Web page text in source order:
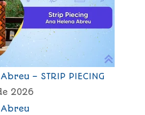
– STRIP PIECING
2026